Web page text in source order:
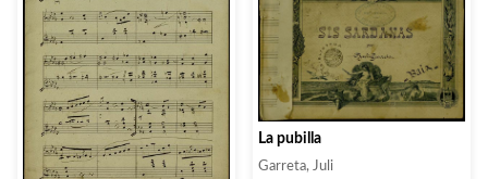
La pubilla
Garreta, Juli